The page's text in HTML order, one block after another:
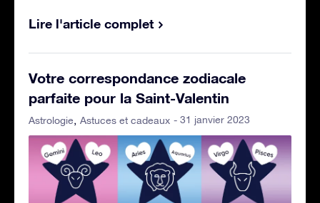
Lire l'article complet
Votre correspondance zodiacale
parfaite pour la Saint-Valentin
Astrologie Astuces et cadeaux - 31 janvier 2023